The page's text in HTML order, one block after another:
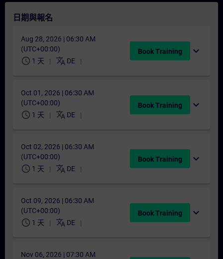
日期與報名
Aug 28, 2026 | 06:30 AM
(UTC+00:00)
schedule 1 天 translate DE
Book Training expand_more
Oct 01, 2026 | 06:30 AM
(UTC+00:00)
schedule 1 天 translate DE
Book Training expand_more
Oct 02, 2026 | 06:30 AM
(UTC+00:00)
schedule 1 天 translate DE
Book Training expand_more
Oct 09, 2026 | 06:30 AM
(UTC+00:00)
schedule 1 天 translate DE
Book Training expand_more
Nov 06, 2026 | 07:30 AM